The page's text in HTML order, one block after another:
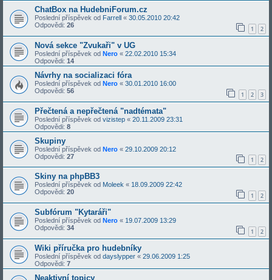
ChatBox na HudebniForum.cz
Poslední příspěvek od Farrell « 30.05.2010 20:42
Odpovědi: 26 1 2
Nová sekce "Zvukaři" v UG
Poslední příspěvek od Nero « 22.02.2010 15:34
Odpovědi: 14
Návrhy na socializaci fóra
Poslední příspěvek od Nero « 30.01.2010 16:00
Odpovědi: 56 1 2 3
Přečtená a nepřečtená "nadtémata"
Poslední příspěvek od vizistep « 20.11.2009 23:31
Odpovědi: 8
Skupiny
Poslední příspěvek od Nero « 29.10.2009 20:12
Odpovědi: 27 1 2
Skiny na phpBB3
Poslední příspěvek od Moleek « 18.09.2009 22:42
Odpovědi: 20 1 2
Subfórum "Kytaráři"
Poslední příspěvek od Nero « 19.07.2009 13:29
Odpovědi: 34 1 2
Wiki příručka pro hudebníky
Poslední příspěvek od dayslypper « 29.06.2009 1:25
Odpovědi: 7
Neaktivní topicy